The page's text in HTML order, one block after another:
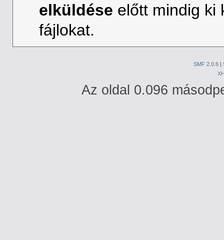
elküldése előtt mindig ki
fájlokat.
SMF 2.0.6|
Az oldal 0.096